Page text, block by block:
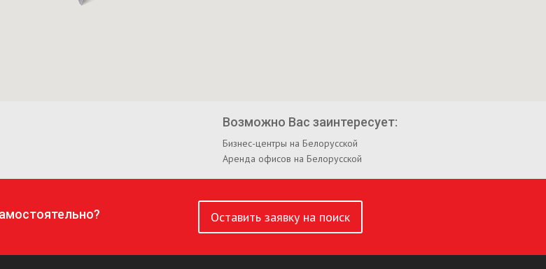
Возможно Вас заинтересует:
Бизнес-центры на Белорусской
Аренда офисов на Белорусской
Оставить заявку на поиск